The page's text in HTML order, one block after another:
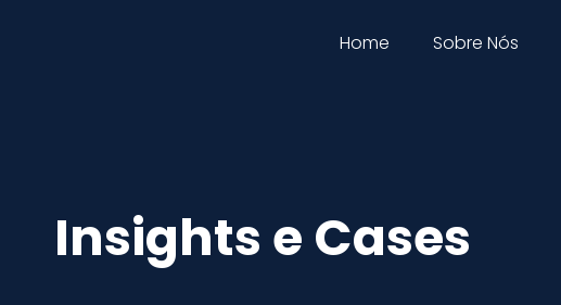
Home Sobre Nós
Insights e Cases